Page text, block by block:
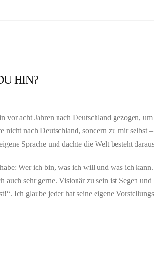
HIN?
vor acht Jahren nach Deutschland gezogen,
nach Deutschland, sondern zu mir selbst
Sprache und dachte die Welt besteht
Wer ich bin, was ich will und was ich
auch sehr gerne. Visionär zu sein ist Segen
Ich glaube jeder hat seine eigene